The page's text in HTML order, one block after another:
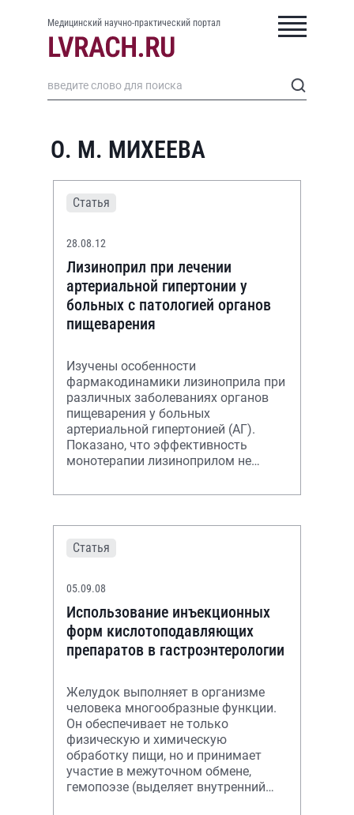
Медицинский научно-практический портал
О. М. МИХЕЕВА
Статья
28.08.12
Лизиноприл при лечении
артериальной гипертонии у
больных с патологией органов
пищеварения
Изучены особенности
фармакодинамики лизиноприла при
различных заболеваниях органов
пищеварения у больных
артериальной гипертонией (АГ).
Показано, что эффективность
монотерапии лизиноприлом не
изменений печени у больных АГ.
Статья
05.09.08
Использование инъекционных
форм кислотоподавляющих
препаратов в гастроэнтерологии
Желудок выполняет в организме
человека многообразные функции.
Он обеспечивает не только
физическую и химическую
обработку пищи, но и принимает
участие в межуточном обмене,
гемопоэзе (выделяет внутренний